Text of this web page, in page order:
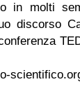
in molti
discorso